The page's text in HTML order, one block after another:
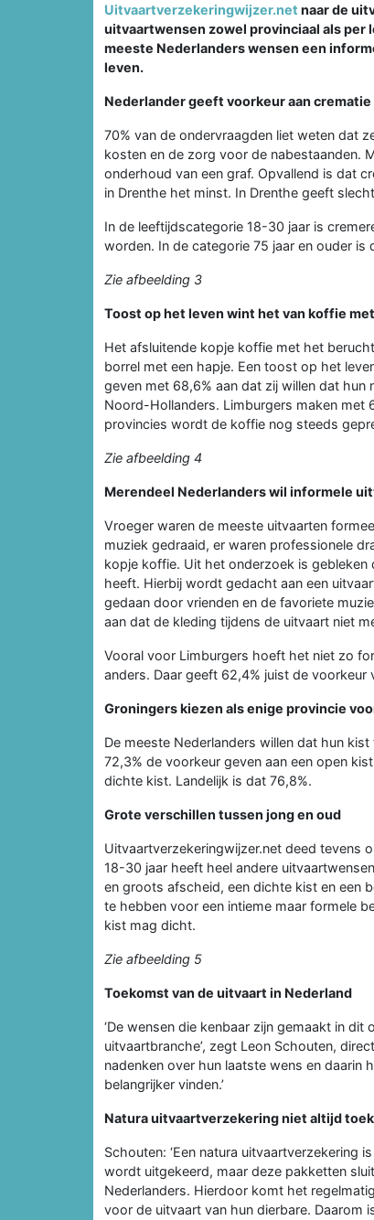
Uitvaartverzekeringwijzer.net naar de
uitvaartwensen zowel provinciaal als per
meeste Nederlanders wensen een
leven.
Nederlander geeft voorkeur aan crematie
70% van de ondervraagden liet weten dat
kosten en de zorg voor de nabestaanden.
onderhoud van een graf. Opvallend is dat
in Drenthe het minst. In Drenthe geeft
In de leeftijdscategorie 18-30 jaar is
worden. In de categorie 75 jaar en ouder is
Zie afbeelding 3
Toost op het leven wint het van koffie
Het afsluitende kopje koffie met het
borrel met een hapje. Een toost op het
geven met 68,6% aan dat zij willen dat
Noord-Hollanders. Limburgers maken met
provincies wordt de koffie nog steeds
Zie afbeelding 4
Merendeel Nederlanders wil informele
Vroeger waren de meeste uitvaarten
muziek gedraaid, er waren professionele
kopje koffie. Uit het onderzoek is gebleken
heeft. Hierbij wordt gedacht aan een
gedaan door vrienden en de favoriete
aan dat de kleding tijdens de uitvaart niet
Vooral voor Limburgers hoeft het niet zo
anders. Daar geeft 62,4% juist de voorkeur
Groningers kiezen als enige provincie
De meeste Nederlanders willen dat hun
72,3% de voorkeur geven aan een open
dichte kist. Landelijk is dat 76,8%.
Grote verschillen tussen jong en oud
Uitvaartverzekeringwijzer.net deed tevens
18-30 jaar heeft heel andere
en groots afscheid, een dichte kist en een
te hebben voor een intieme maar formele
kist mag dicht.
Zie afbeelding 5
Toekomst van de uitvaart in Nederland
‘De wensen die kenbaar zijn gemaakt in
uitvaartbranche’, zegt Leon Schouten,
nadenken over hun laatste wens en daarin
belangrijker vinden.’
Natura uitvaartverzekering niet altijd
Schouten: ‘Een natura uitvaartverzekering
wordt uitgekeerd, maar deze pakketten
Nederlanders. Hierdoor komt het
voor de uitvaart van hun dierbare. Daarom